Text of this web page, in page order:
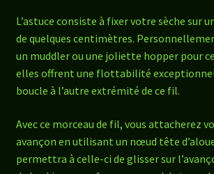
L’astuce consiste à fixer votre sèche sur
de quelques centimètres.
un muddler ou une joliette hopper pour
elles offrent une flottabilité
boucle à l’autre extrémité de ce fil.
Avec ce morceau de fil, vous attacherez
avançon en utilisant un nœud tête
permettra à celle-ci de glisser sur